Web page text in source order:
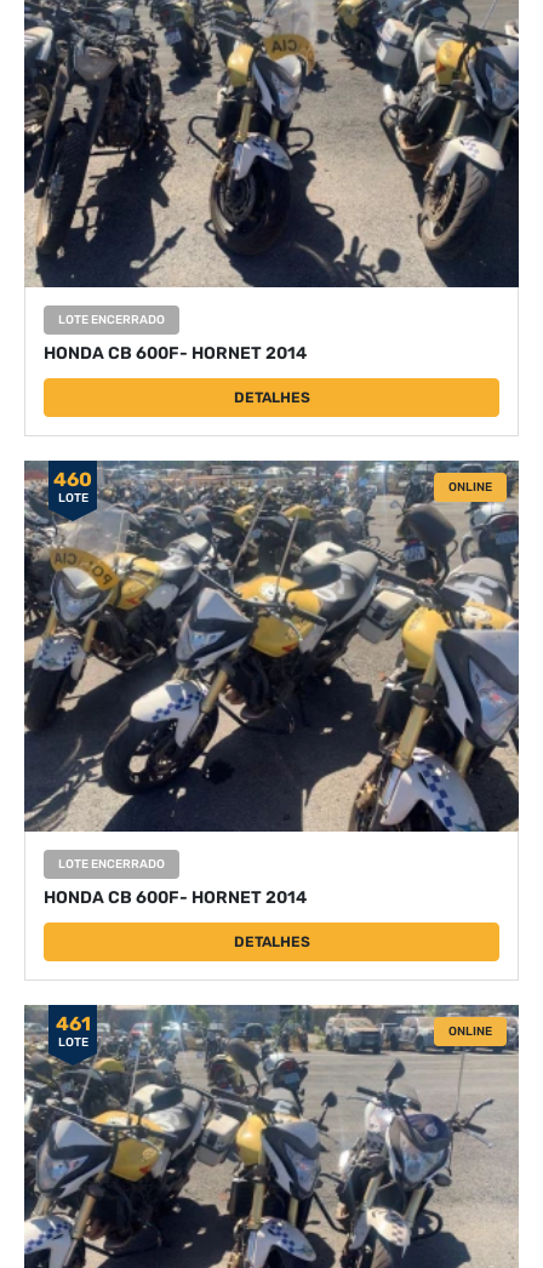
LOTE ENCERRADO
HONDA CB 600F- HORNET 2014
DETALHES
460
LOTE
ONLINE
LOTE ENCERRADO
HONDA CB 600F- HORNET 2014
DETALHES
461
LOTE
ONLINE